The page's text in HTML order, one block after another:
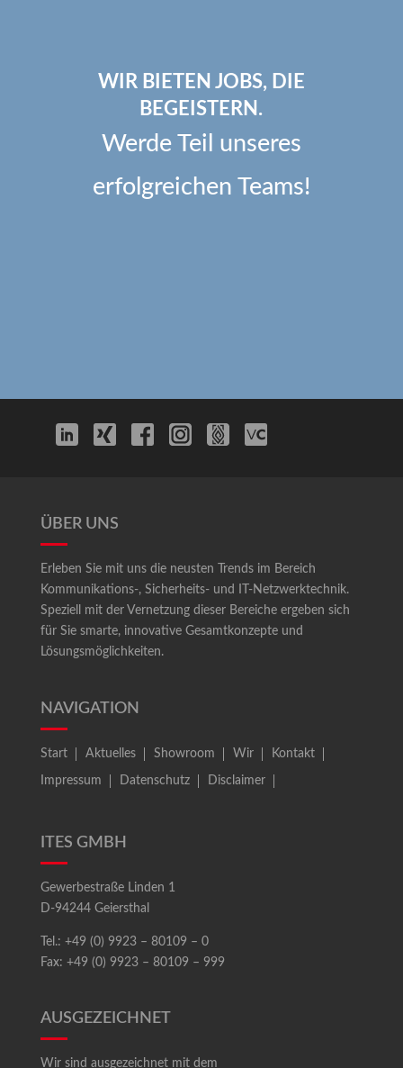
WIR BIETEN JOBS, DIE
BEGEISTERN.
Werde Teil unseres
erfolgreichen Teams!
ÜBER UNS
Erleben Sie mit uns die neusten Trends im Bereich
Kommunikations-, Sicherheits- und IT-Netzwerktechnik.
Speziell mit der Vernetzung dieser Bereiche ergeben sich
für Sie smarte, innovative Gesamtkonzepte und
Lösungsmöglichkeiten.
NAVIGATION
Start Aktuelles Showroom Wir Kontakt
Impressum Datenschutz Disclaimer
ITES GMBH
Gewerbestraße Linden 1
D-94244 Geiersthal
Tel.: +49 (0) 9923 – 80109 – 0
Fax: +49 (0) 9923 – 80109 – 999
AUSGEZEICHNET
Wir sind ausgezeichnet mit dem